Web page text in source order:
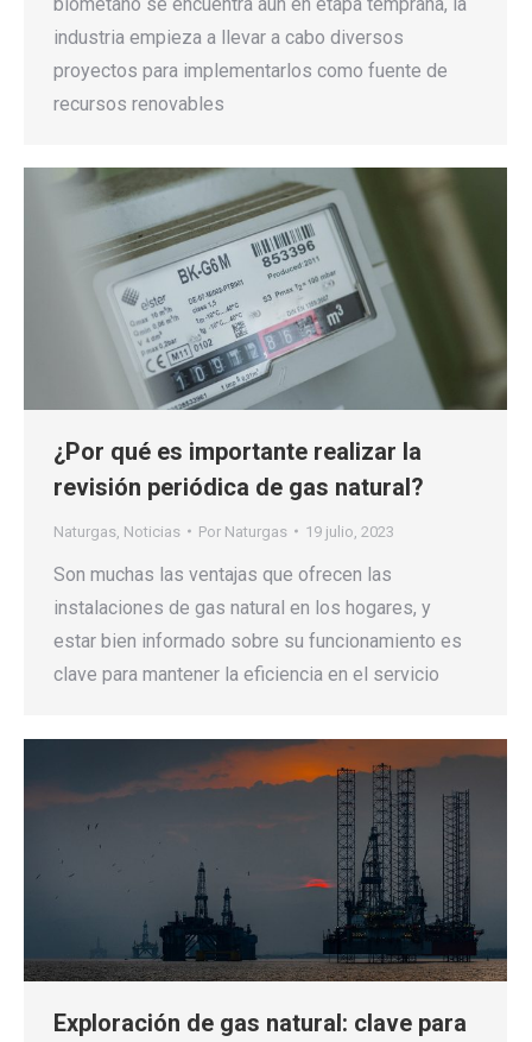
industria empieza a llevar a cabo diversos
proyectos para implementarlos como fuente de
recursos renovables
¿Por qué es importante realizar la
revisión periódica de gas natural?
Naturgas Noticias Por Naturgas 19 julio, 2023
Son muchas las ventajas que ofrecen las
instalaciones de gas natural en los hogares, y
estar bien informado sobre su funcionamiento es
clave para mantener la eficiencia en el servicio
Exploración de gas natural: clave para